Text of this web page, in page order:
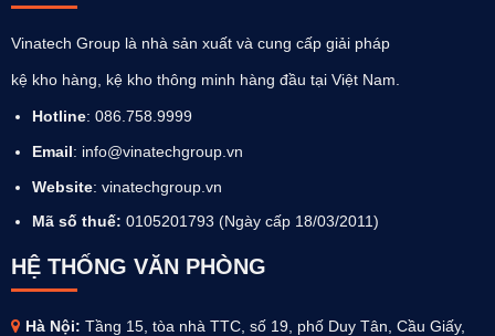
Vinatech Group là nhà sản xuất và cung cấp giải pháp
kệ kho hàng, kệ kho thông minh hàng đầu tại Việt Nam.
Hotline: 086.758.9999
Email: info@vinatechgroup.vn
Website: vinatechgroup.vn
Mã số thuế: 0105201793 (Ngày cấp 18/03/2011)
HỆ THỐNG VĂN PHÒNG
Hà Nội: Tầng 15, tòa nhà TTC, số 19, phố Duy Tân, Cầu Giấy,